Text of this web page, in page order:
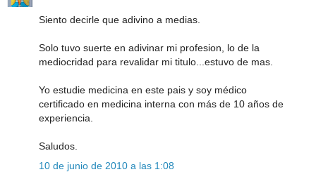
Siento decirle que adivino a medias.
Solo tuvo suerte en adivinar mi profesion, lo de la
mediocridad para revalidar mi titulo...estuvo de mas.
Yo estudie medicina en este pais y soy médico
certificado en medicina interna con más de 10 años de
experiencia.
Saludos.
10 de junio de 2010 a las 1:08